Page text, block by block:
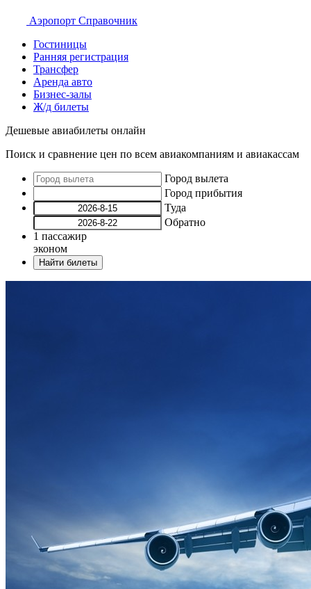
Аэропорт Справочник
Гостиницы
Ранняя регистрация
Трансфер
Аренда авто
Бизнес-залы
Ж/д билеты
Дешевые авиабилеты онлайн
Поиск и сравнение цен по всем авиакомпаниям и авиакассам
Город вылета
Город прибытия
Туда
Обратно
1 пассажир
эконом
Найти билеты